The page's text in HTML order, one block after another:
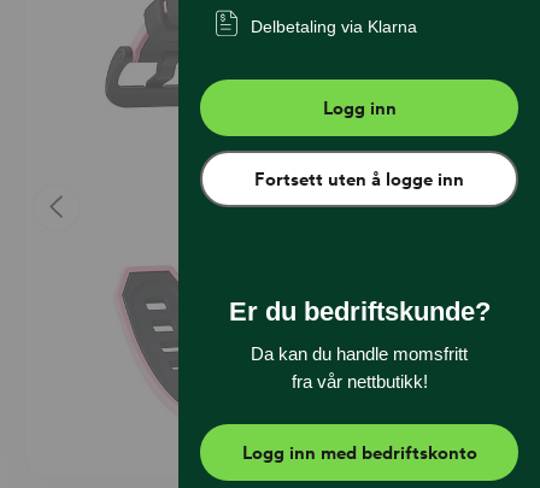
Delbetaling via Klarna
Logg inn
Fortsett uten å logge inn
Er du bedriftskunde?
Da kan du handle momsfritt
fra vår nettbutikk!
Logg inn med bedriftskonto